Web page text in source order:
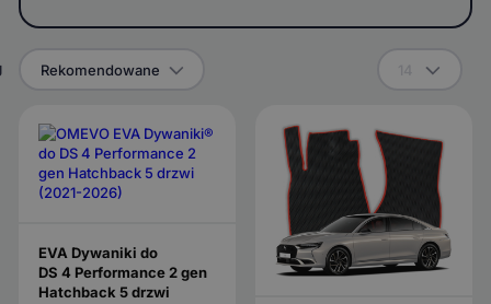
Rekomendowane
EVA Dywaniki do
DS 4 Performance 2 gen
Hatchback 5 drzwi